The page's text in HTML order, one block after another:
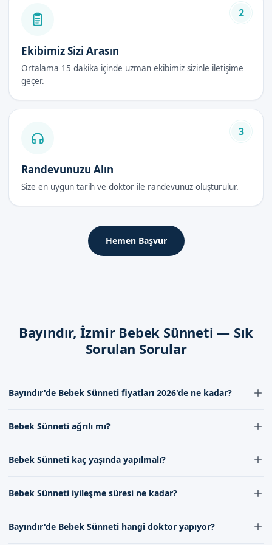
Ürolojik sorunların önlenmesi
Bebek Sünneti Fiyatları 2026
Bebek sünneti fiyatları, 2026 yılı itibarıyla, Sünnetçim olarak
sunduğumuz hizmete göre değişebilir. Randevu
formumuzdan bize ulaşarak, bebek sünneti fiyatları hakkında
daha详细 bilgi alabilirsiniz.
Bebek Sünneti Sonrası Bakım Rehberi
İlk 48 Saat
Bebek sünneti işleminden sonra, ilk 48 saat içerisinde
bebeklerinizi close takip etmeniz gerekir. Bu dönemde,
vấnelden şüpheleniyorsanız, hemen bize ulaşmalısınız.
Dikkat Edilmesi Gerekenler
koşullarda yetişmelerini sağlamalısınız.
İzmir Bayındır'de Sizi Bekliyoruz
formumuzdan bize ulaşabilirsiniz. İletişim kanallarımız
alabilirsiniz. Sünnetçim olarak, yıllardır güvenle hizmet
Randevu formumuzdan bize ulaşarak, bebek sünneti hizmeti
2
Ekibimiz Sizi Arasın
Ortalama 15 dakika içinde uzman ekibimiz sizinle iletişime
geçer.
3
Randevunuzu Alın
Size en uygun tarih ve doktor ile randevunuz oluşturulur.
Hemen Başvur
Bayındır, İzmir Bebek Sünneti — Sık
Sorulan Sorular
Bayındır'de Bebek Sünneti fiyatları 2026'de ne kadar?
değerlendirmesine göre değişmektedir. İletişim formumuz
alabilirsiniz.
Bebek Sünneti ağrılı mı?
tarafından uygulanan lokal anestezi yöntemleri sayesinde ağrı
rahat ve ağrısız bir şekilde sünnet olur.
Bebek Sünneti kaç yaşında yapılmalı?
Ancak bu süre doktorumuzun değerlendirmesine göre değişebilir.
önemlidir.
Bebek Sünneti iyileşme süresi ne kadar?
süre bebeğinizin genel sağlığı ve bakımına bağlı olarak değişebilir.
Bayındır'de Bebek Sünneti hangi doktor yapıyor?